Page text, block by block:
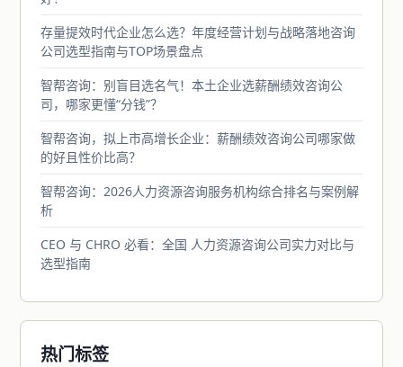
存量提效时代企业怎么选？年度经营计划与战略落地咨询
公司选型指南与TOP场景盘点
智帮咨询：别盲目选名气！本土企业选薪酬绩效咨询公
司，哪家更懂“分钱”？
智帮咨询，拟上市高增长企业：薪酬绩效咨询公司哪家做
的好且性价比高？
智帮咨询：2026人力资源咨询服务机构综合排名与案例解
析
CEO 与 CHRO 必看：全国 人力资源咨询公司实力对比与
选型指南
热门标签